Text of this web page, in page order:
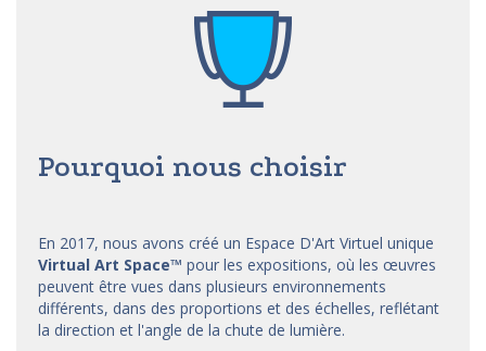
Pourquoi nous choisir
En 2017, nous avons créé un Espace D'Art Virtuel unique
Virtual Art Space™ pour les expositions, où les œuvres
peuvent être vues dans plusieurs environnements
différents, dans des proportions et des échelles, reflétant
la direction et l'angle de la chute de lumière.